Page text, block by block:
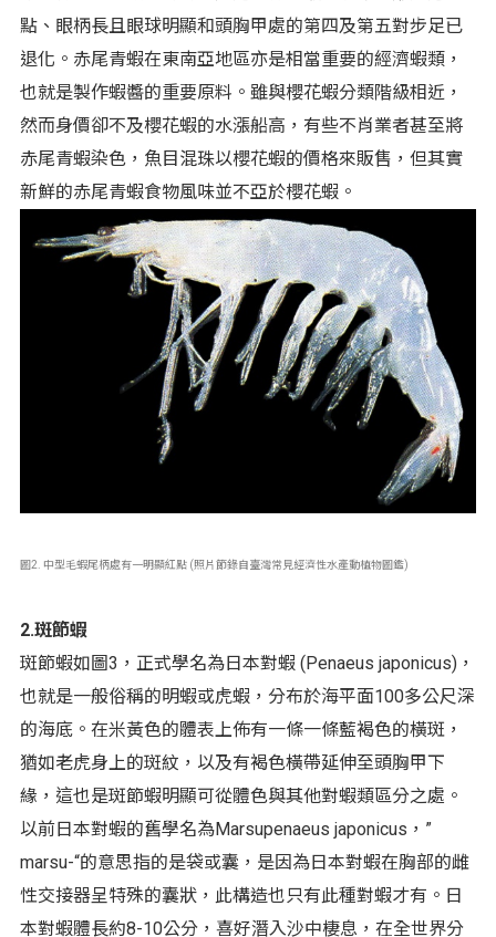
點、眼柄長且眼球明顯和頭胸甲處的第四及第五對步足已
退化。赤尾青蝦在東南亞地區亦是相當重要的經濟蝦類，
也就是製作蝦醬的重要原料。雖與櫻花蝦分類階級相近，
然而身價卻不及櫻花蝦的水漲船高，有些不肖業者甚至將
赤尾青蝦染色，魚目混珠以櫻花蝦的價格來販售，但其實
新鮮的赤尾青蝦食物風味並不亞於櫻花蝦。
圖2. 中型毛蝦尾柄處有一明顯紅點 (照片節錄自臺灣常見經濟性水產動植物圖鑑)
2.斑節蝦
斑節蝦如圖3，正式學名為日本對蝦 (Penaeus japonicus)，
也就是一般俗稱的明蝦或虎蝦，分布於海平面100多公尺深
的海底。在米黃色的體表上佈有一條一條藍褐色的橫斑，
猶如老虎身上的斑紋，以及有褐色橫帶延伸至頭胸甲下
緣，這也是斑節蝦明顯可從體色與其他對蝦類區分之處。
以前日本對蝦的舊學名為Marsupenaeus japonicus，”
marsu-“的意思指的是袋或囊，是因為日本對蝦在胸部的雌
性交接器呈特殊的囊狀，此構造也只有此種對蝦才有。日
本對蝦體長約8-10公分，喜好潛入沙中棲息，在全世界分